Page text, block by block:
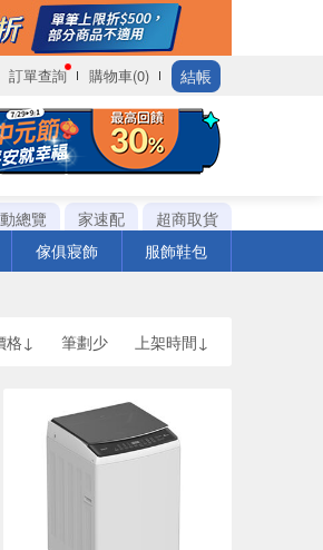
訂單查詢 購物車(0) 結帳
總覽 家速配
超商取貨
傢俱寢飾 服飾鞋包
格↓ 筆劃少 上架時間↓